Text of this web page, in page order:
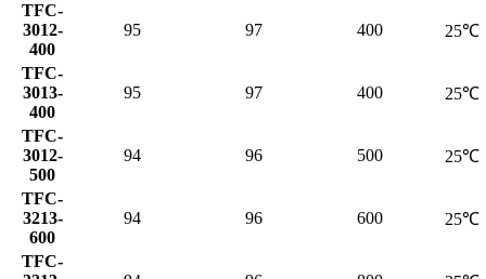
TFC-
3012-
400
95 97 400 25℃
TFC-
3013-
400
95 97 400 25℃
TFC-
3012-
500
94 96 500 25℃
TFC-
3213-
600
94 96 600 25℃
TFC-